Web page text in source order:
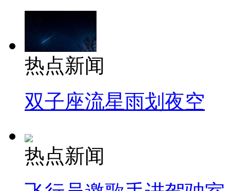
热点新闻
双子座流星雨划夜空
热点新闻